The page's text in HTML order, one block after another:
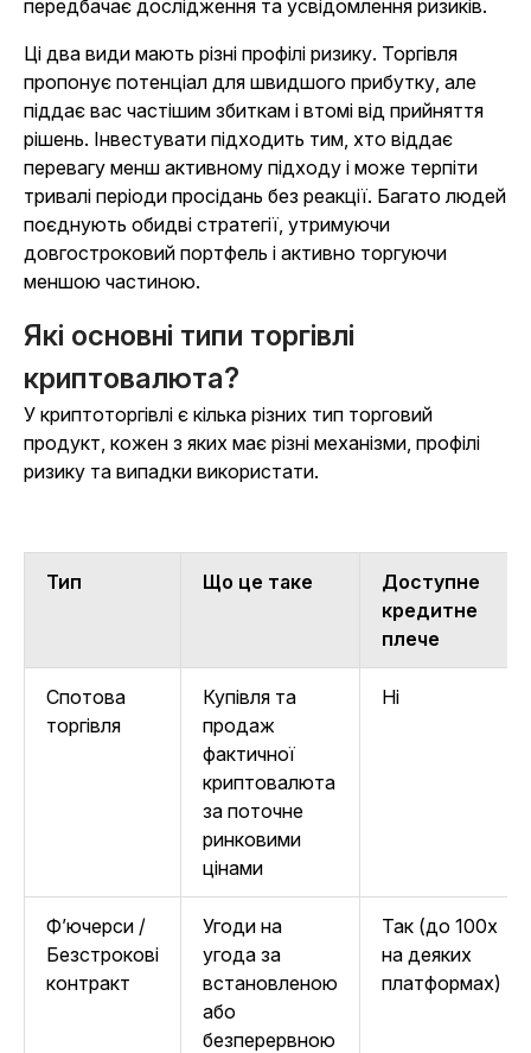
передбачає дослідження та усвідомлення ризиків.
Ці два види мають різні профілі ризику. Торгівля
пропонує потенціал для швидшого прибутку, але
піддає вас частішим збиткам і втомі від прийняття
рішень. Інвестувати підходить тим, хто віддає
перевагу менш активному підходу і може терпіти
тривалі періоди просідань без реакції. Багато людей
поєднують обидві стратегії, утримуючи
довгостроковий портфель і активно торгуючи
меншою частиною.
Які основні типи торгівлі
криптовалюта?
У криптоторгівлі є кілька різних тип торговий
продукт, кожен з яких має різні механізми, профілі
ризику та випадки використати.
Тип Що це таке
Доступне
кредитне
плече
Спотова
торгівля
Купівля та
продаж
фактичної
криптовалюта
за поточне
ринковими
цінами
Ні
Ф’ючерси /
Безстрокові
контракт
Угоди на
угода за
встановленою
або
безперервною
Так (до 100x
на деяких
платформах)